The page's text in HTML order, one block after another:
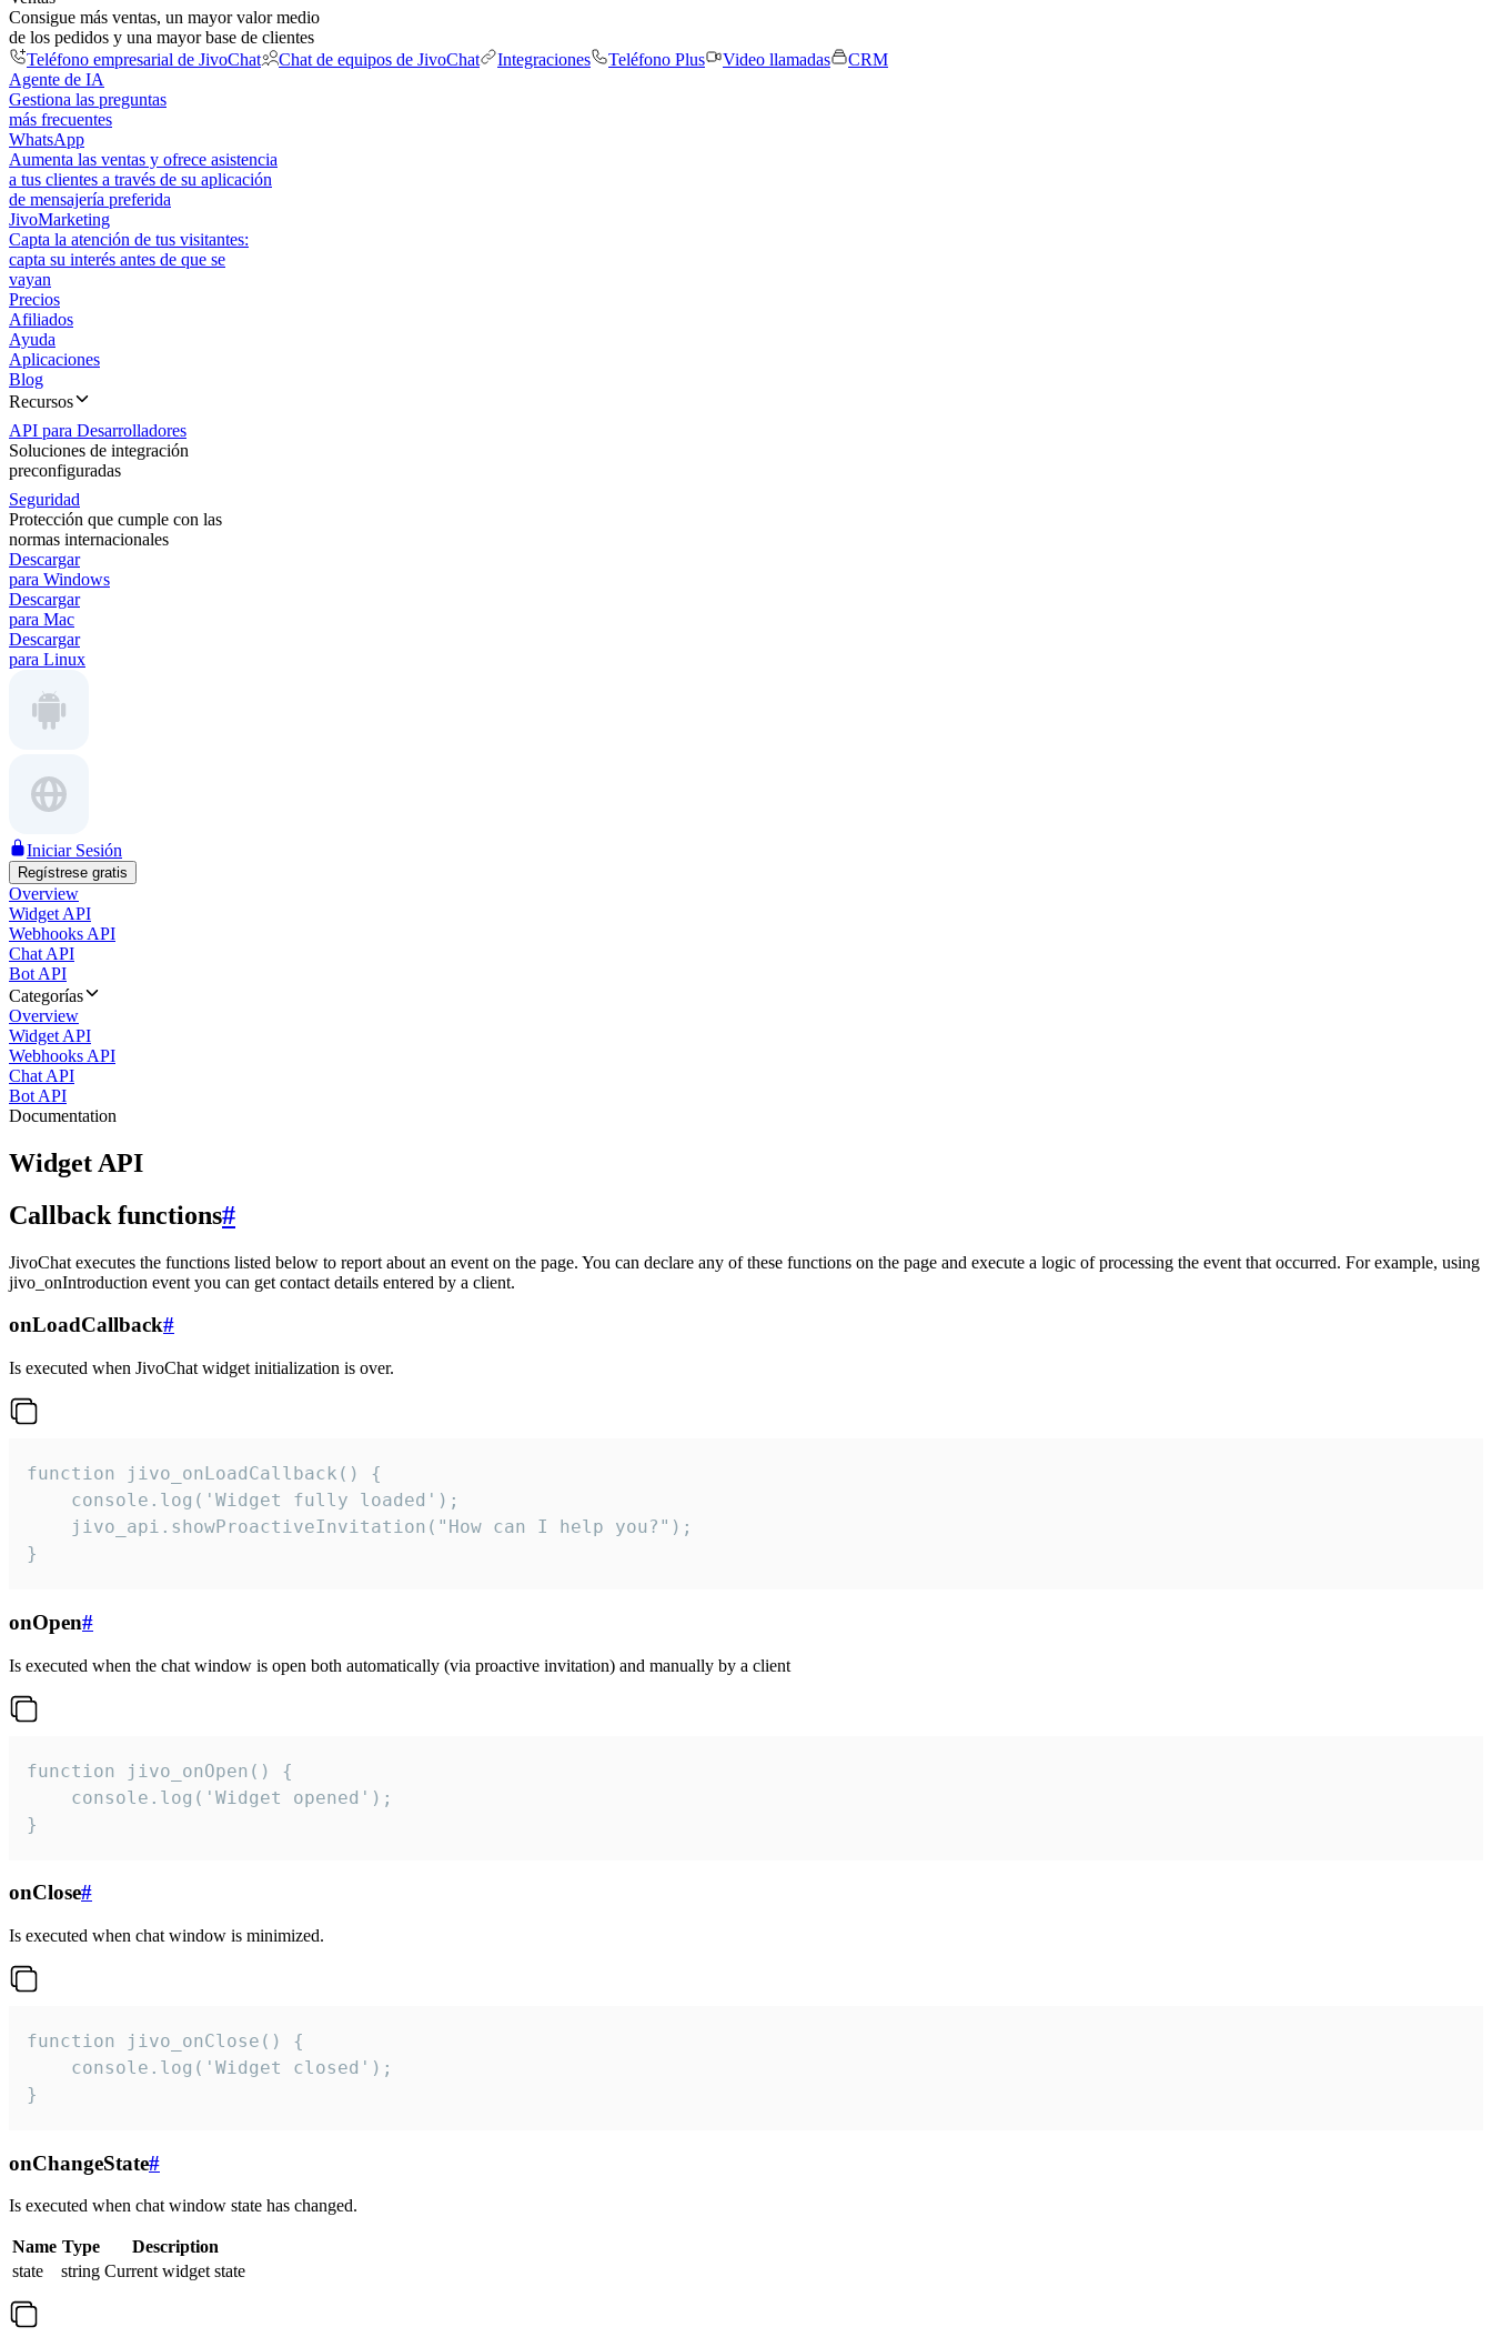
Consigue más ventas, un mayor valor medio
de los pedidos y una mayor base de clientes
Teléfono empresarial de JivoChat
Chat de equipos de JivoChat Integraciones Teléfono Plus Video llamadas
CRM
Agente de IA
Gestiona las preguntas
más frecuentes
WhatsApp
Aumenta las ventas y ofrece asistencia
a tus clientes a través de su aplicación
de mensajería preferida
JivoMarketing
Capta la atención de tus visitantes:
capta su interés antes de que se
vayan
Precios
Afiliados
Ayuda
Aplicaciones
Blog
Recursos
API para Desarrolladores
Soluciones de integración
preconfiguradas
Seguridad
Protección que cumple con las
normas internacionales
Descargar
para Windows
Descargar
para Mac
Descargar
para Linux
Iniciar Sesión
Regístrese gratis
Overview
Widget API
Webhooks API
Chat API
Bot API
Categorías
Overview
Widget API
Webhooks API
Chat API
Bot API
Documentation
Widget API
Callback functions#
JivoChat executes the functions listed below to report about an event on the page. You can declare any of these functions on the page and execute a logic of processing the event that occurred. For example, using
jivo_onIntroduction event you can get contact details entered by a client.
onLoadCallback#
Is executed when JivoChat widget initialization is over.
function jivo_onLoadCallback() {
    console.log('Widget fully loaded');
    jivo_api.showProactiveInvitation("How can I help you?");
}
onOpen#
Is executed when the chat window is open both automatically (via proactive invitation) and manually by a client
function jivo_onOpen() {
    console.log('Widget opened');
}
onClose#
Is executed when chat window is minimized.
function jivo_onClose() {
    console.log('Widget closed');
}
onChangeState#
Is executed when chat window state has changed.
Name Type
Description
state
string Current widget state